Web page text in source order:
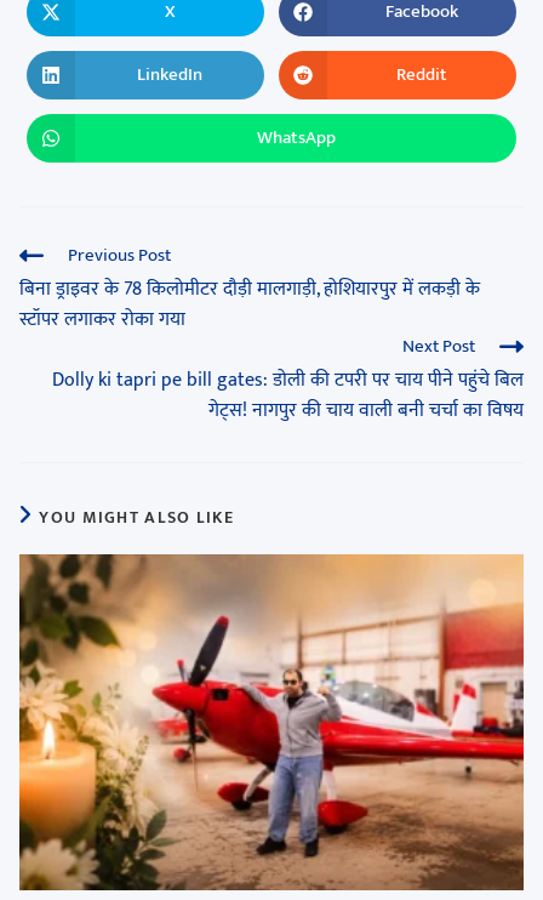
X Facebook
LinkedIn Reddit
WhatsApp
Previous Post
बिना ड्राइवर के 78 किलोमीटर दौड़ी मालगाड़ी, होशियारपुर में लकड़ी के
स्टॉपर लगाकर रोका गया
Next Post
Dolly ki tapri pe bill gates: डोली की टपरी पर चाय पीने पहुंचे बिल
गेट्स! नागपुर की चाय वाली बनी चर्चा का विषय
YOU MIGHT ALSO LIKE